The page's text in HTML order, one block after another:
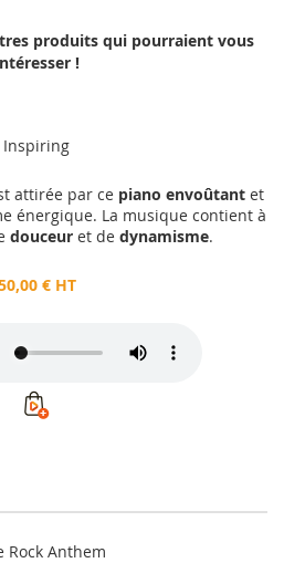
produits qui pourraient vous
!
Inspiring
attirée par ce piano envoûtant et
énergique. La musique contient à
douceur et de dynamisme.
€ HT
Rock Anthem